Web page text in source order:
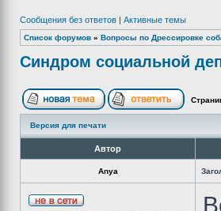
Сообщения без ответов | Активные темы
Список форумов » Вопросы по Дрессировке
Синдром социальной
Версия для печати
Автор
Anya